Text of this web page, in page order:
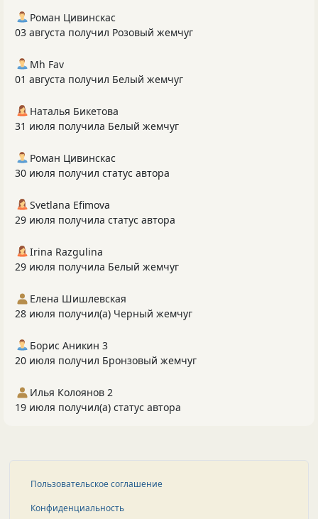
Роман Цивинскас
03 августа получил Розовый жемчуг
Mh Fav
01 августа получил Белый жемчуг
Наталья Бикетова
31 июля получила Белый жемчуг
Роман Цивинскас
30 июля получил статус автора
Svetlana Efimova
29 июля получила статус автора
Irina Razgulina
29 июля получила Белый жемчуг
Елена Шишлевская
28 июля получил(а) Черный жемчуг
Борис Аникин 3
20 июля получил Бронзовый жемчуг
Илья Колоянов 2
19 июля получил(а) статус автора
Пользовательское соглашение
Конфиденциальность